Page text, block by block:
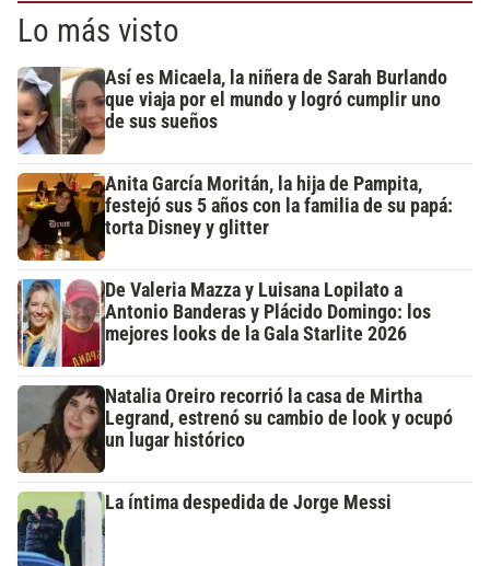
Lo más visto
Así es Micaela, la niñera de Sarah Burlando
que viaja por el mundo y logró cumplir uno
de sus sueños
Anita García Moritán, la hija de Pampita,
festejó sus 5 años con la familia de su papá:
torta Disney y glitter
De Valeria Mazza y Luisana Lopilato a
Antonio Banderas y Plácido Domingo: los
mejores looks de la Gala Starlite 2026
Natalia Oreiro recorrió la casa de Mirtha
Legrand, estrenó su cambio de look y ocupó
un lugar histórico
La íntima despedida de Jorge Messi